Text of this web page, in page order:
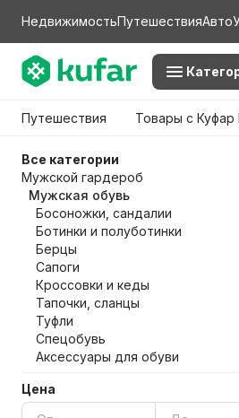
НедвижимостьПутешествияАвто
Путешествия Товары с Куфар
Все категории
Мужской гардероб
Мужская обувь
Босоножки, сандалии
Ботинки и полуботинки
Берцы
Сапоги
Кроссовки и кеды
Тапочки, сланцы
Туфли
Спецобувь
Аксессуары для обуви
Цена